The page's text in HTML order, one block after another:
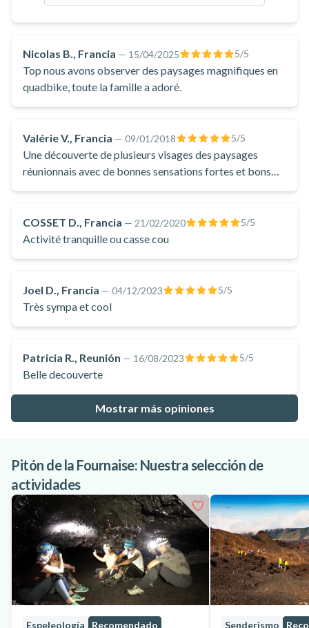
Nicolas B., Francia — 15/04/2025 5/5
Top nous avons observer des paysages magnifiques en
quadbike, toute la famille a adoré.
Valérie V., Francia — 09/01/2018 5/5
Une découverte de plusieurs visages des paysages
réunionnais avec de bonnes sensations fortes et bons
COSSET D., Francia — 21/02/2020 5/5
Activité tranquille ou casse cou
Joel D., Francia — 04/12/2023 5/5
Très sympa et cool
Patricia R., Reunión — 16/08/2023 5/5
Belle decouverte
Mostrar más opiniones
Pitón de la Fournaise: Nuestra selección de
actividades
Espeleología Recomendado Senderismo